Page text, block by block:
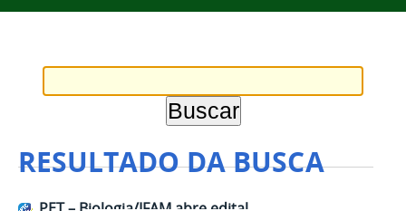
RESULTADO DA BUSCA